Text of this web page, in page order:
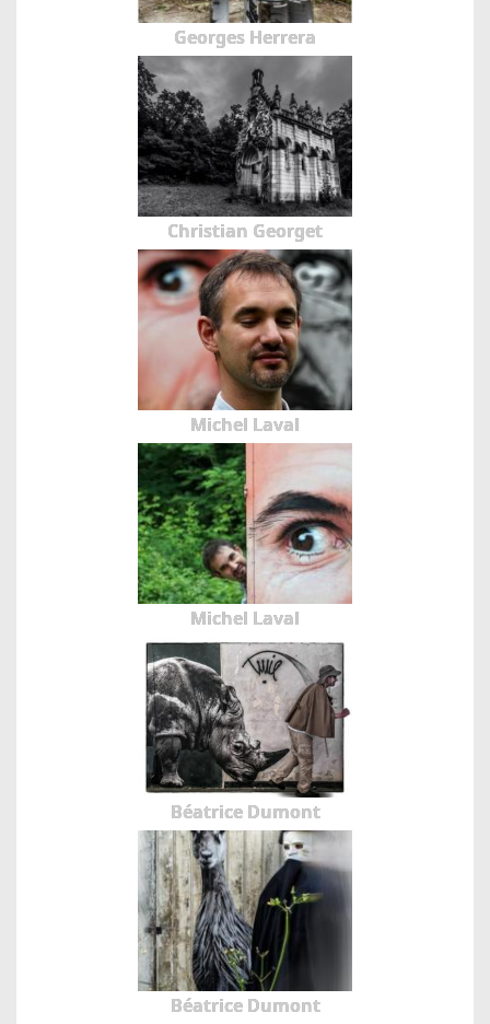
Georges Herrera
Christian Georget
Michel Laval
Michel Laval
Béatrice Dumont
Béatrice Dumont